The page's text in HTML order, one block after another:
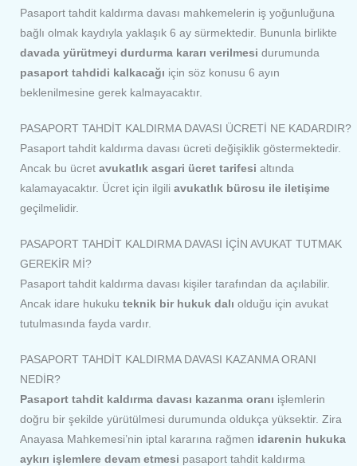
Pasaport tahdit kaldırma davası mahkemelerin iş yoğunluğuna
bağlı olmak kaydıyla yaklaşık 6 ay sürmektedir. Bununla birlikte
davada yürütmeyi durdurma kararı verilmesi durumunda
pasaport tahdidi kalkacağı için söz konusu 6 ayın
beklenilmesine gerek kalmayacaktır.
PASAPORT TAHDİT KALDIRMA DAVASI ÜCRETİ NE KADARDIR?
Pasaport tahdit kaldırma davası ücreti değişiklik göstermektedir.
Ancak bu ücret avukatlık asgari ücret tarifesi altında
kalamayacaktır. Ücret için ilgili avukatlık bürosu ile iletişime
geçilmelidir.
PASAPORT TAHDİT KALDIRMA DAVASI İÇİN AVUKAT TUTMAK
GEREKİR Mİ?
Pasaport tahdit kaldırma davası kişiler tarafından da açılabilir.
Ancak idare hukuku teknik bir hukuk dalı olduğu için avukat
tutulmasında fayda vardır.
PASAPORT TAHDİT KALDIRMA DAVASI KAZANMA ORANI
NEDİR?
Pasaport tahdit kaldırma davası kazanma oranı işlemlerin
doğru bir şekilde yürütülmesi durumunda oldukça yüksektir. Zira
Anayasa Mahkemesi’nin iptal kararına rağmen idarenin hukuka
aykırı işlemlere devam etmesi pasaport tahdit kaldırma